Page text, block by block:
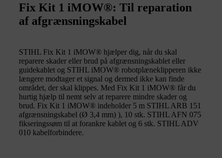
Fix Kit 1 iMOW®: Til reparation
af afgrænsningskabel
STIHL Fix Kit 1 iMOW® hjælper dig, når du skal
reparere skader eller brud på afgrænsningskablet eller
guidekablet og STIHL iMOW® robotplæneklipperen ikke
længere modtager et signal og dermed ikke kan finde
området, der skal klippes. Med Fix Kit 1 iMOW® får du
hurtig hjælp til nemt selv at reparere mindre skader og
brud. Fix Kit 1 iMOW® indeholder 5 m STIHL ARB 151
afgrænsningskabel (Ø 3,4 mm) ), 10 stk. STIHL AFN 075
fikseringssøm til at forankre kablet og 6 stk. STIHL ADV
010 kabelforbindere.